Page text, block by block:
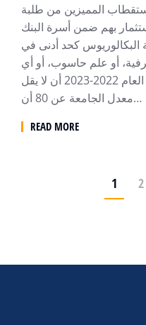
المميزين من طلبة
بهم ضمن أسرة البنك
كحد أدنى في
أو علم حاسوب، أو أي
تخصص اخر ذو علاقة خريجي العام 2022-2023 أن لا يقل
معدل الجامعة عن 80 أن…
READ MORE
1 2